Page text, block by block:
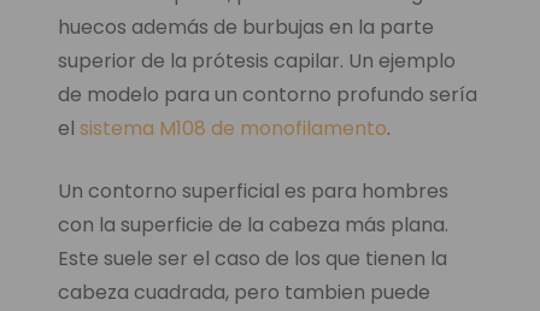
huecos además de burbujas en la parte
superior de la prótesis capilar. Un ejemplo
de modelo para un contorno profundo sería
el sistema M108 de monofilamento.
Un contorno superficial es para hombres
con la superficie de la cabeza más plana.
Este suele ser el caso de los que tienen la
cabeza cuadrada, pero tambien puede